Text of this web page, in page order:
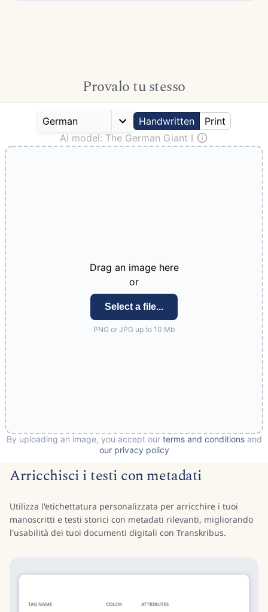
Provalo tu stesso
Arricchisci i testi con metadati
Utilizza l'etichettatura personalizzata per arricchire i tuoi
manoscritti e testi storici con metadati rilevanti, migliorando
l'usabilità dei tuoi documenti digitali con Transkribus.